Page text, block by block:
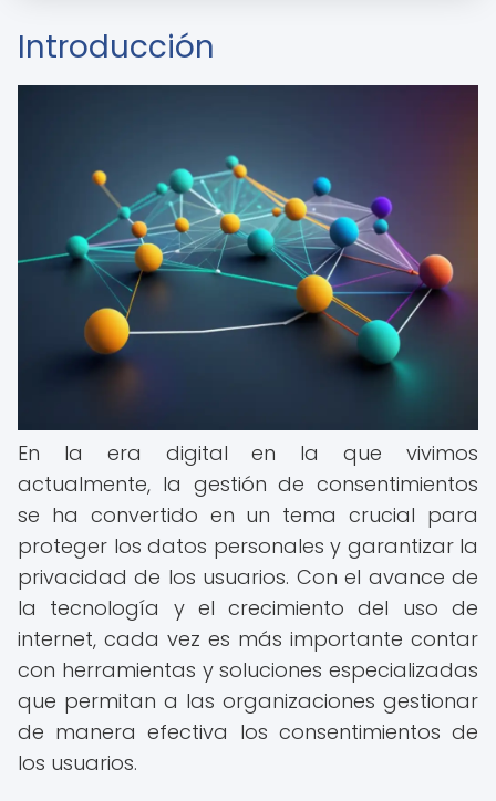
Introducción
En la era digital en la que vivimos
actualmente, la gestión de consentimientos
se ha convertido en un tema crucial para
proteger los datos personales y garantizar la
privacidad de los usuarios. Con el avance de
la tecnología y el crecimiento del uso de
internet, cada vez es más importante contar
con herramientas y soluciones especializadas
que permitan a las organizaciones gestionar
de manera efectiva los consentimientos de
los usuarios.